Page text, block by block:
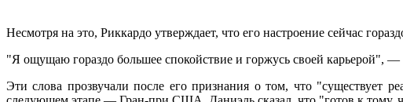
Несмотря на это, Риккардо утверждает, что его настроение сейчас
"Я ощущаю гораздо большее спокойствие и горжусь своей карьерой", —
Эти слова прозвучали после его признания о том, что "существует